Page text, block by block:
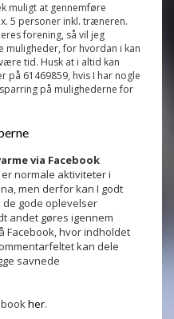
muligt at gennemføre
5 personer inkl. træneren.
forening, så vil jeg
muligheder, for hvordan i kan
tid. Husk at i altid kan
på 61469859, hvis I har nogle
på mulighederne for
via Facebook
normale aktiviteter i
men derfor kan I godt
gode oplevelser
andet gøres igennem
Facebook, hvor indholdet
kan dele
savnede
her.